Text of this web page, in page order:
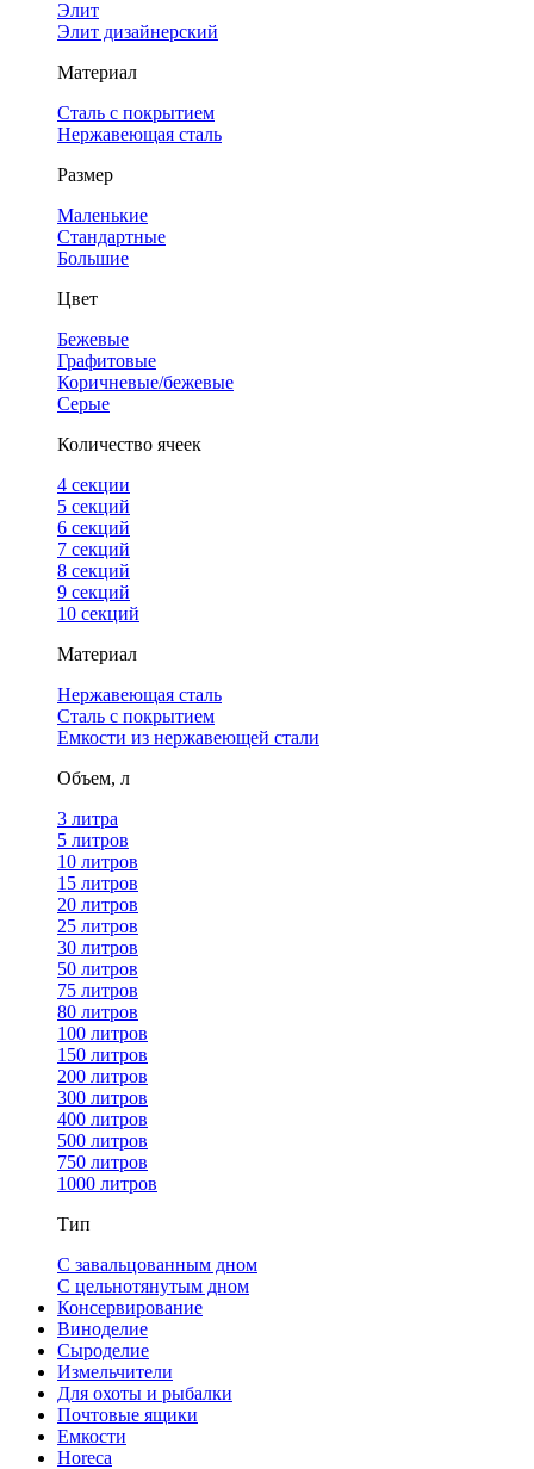
Элит
Элит дизайнерский
Материал
Сталь с покрытием
Нержавеющая сталь
Размер
Маленькие
Стандартные
Большие
Цвет
Бежевые
Графитовые
Коричневые/бежевые
Серые
Количество ячеек
4 cекции
5 секций
6 секций
7 секций
8 секций
9 секций
10 секций
Материал
Нержавеющая сталь
Сталь с покрытием
Емкости из нержавеющей стали
Объем, л
3 литра
5 литров
10 литров
15 литров
20 литров
25 литров
30 литров
50 литров
75 литров
80 литров
100 литров
150 литров
200 литров
300 литров
400 литров
500 литров
750 литров
1000 литров
Тип
С завальцованным дном
С цельнотянутым дном
Консервирование
Виноделие
Сыроделие
Измельчители
Для охоты и рыбалки
Почтовые ящики
Емкости
Horeca